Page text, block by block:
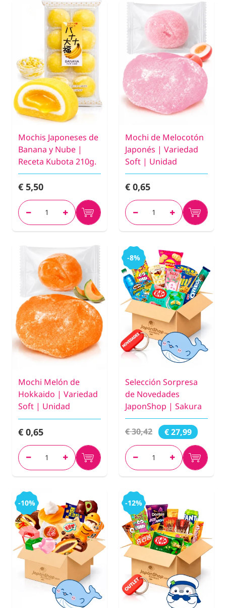
Mochis Japoneses de
Banana y Nube |
Receta Kubota 210g.
€ 5,50
Mochi de Melocotón
Japonés | Variedad
Soft | Unidad
€ 0,65
Mochi Melón de
Hokkaido | Variedad
Soft | Unidad
€ 0,65
-8%
Selección Sorpresa
de Novedades
JaponShop | Sakura
€ 30,42 € 27,99
-10% -12%